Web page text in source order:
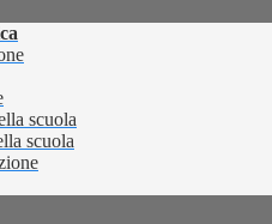
scuola
scuola